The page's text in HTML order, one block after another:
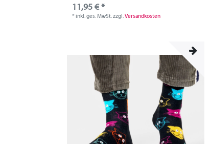
11,95 € *
*inkl. ges. MwSt.zzgl.Versandkosten